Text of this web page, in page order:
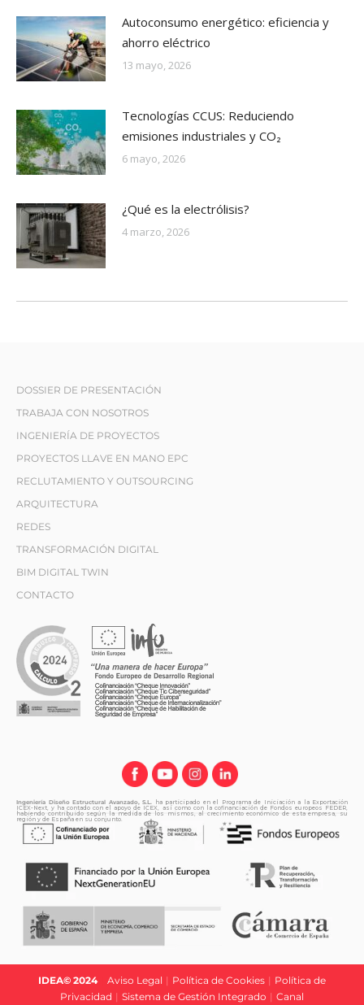
Autoconsumo energético: eficiencia y
ahorro eléctrico
13 mayo, 2026
Tecnologías CCUS: Reduciendo
emisiones industriales y CO₂
6 mayo, 2026
¿Qué es la electrólisis?
4 marzo, 2026
DOSSIER DE PRESENTACIÓN
TRABAJA CON NOSOTROS
INGENIERÍA DE PROYECTOS
PROYECTOS LLAVE EN MANO EPC
RECLUTAMIENTO Y OUTSOURCING
ARQUITECTURA
REDES
TRANSFORMACIÓN DIGITAL
BIM DIGITAL TWIN
CONTACTO
Ingeniería Diseño Estructural Avanzado, S.L. ha participado en el Programa de Iniciación a la Exportación
ICEX-Next, y ha contado con el apoyo de ICEX, así como con la cofinanciación de Fondos europeos FEDER,
habiendo contribuido según la medida de los mismos, al crecimiento económico de esta empresa, su
región y de España en su conjunto.
IDEA© 2024 Aviso Legal | Política de Cookies | Política de
Privacidad | Sistema de Gestión Integrado | Canal